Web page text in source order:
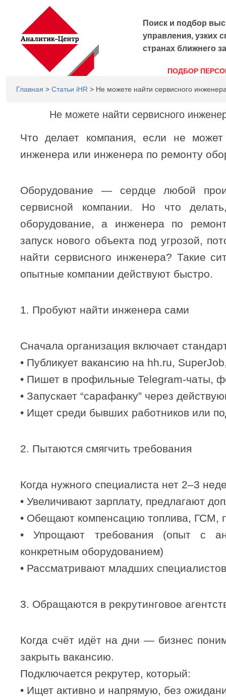
Поиск и подбор
управления, узких
странах ближнего
ПОДБОР
Главная > Статьи iHR > Не можете найти сервисного
Не можете найти сервисного
Что делает компания, если не может
инженера или инженера по ремонту
Оборудование — сердце любой
сервисной компании. Но что
оборудование, а инженера по
запуск нового объекта под угрозой,
найти сервисного инженера? Такие
опытные компании действуют быстро.
1. Пробуют найти инженера сами
Сначала организация включает
• Публикует вакансию на hh.ru,
• Пишет в профильные Telegram-чаты,
• Запускает “сарафанку” через
• Ищет среди бывших работников или
2. Пытаются смягчить требования
Когда нужного специалиста нет 2–3
• Увеличивают зарплату, предлагают
• Обещают компенсацию топлива, ГСМ,
• Упрощают требования (опыт с
конкретным оборудованием)
• Рассматривают младших
3. Обращаются в рекрутинговое
Когда счёт идёт на дни — бизнес
закрыть вакансию.
Подключается рекрутер, который:
• Ищет активно и напрямую, без